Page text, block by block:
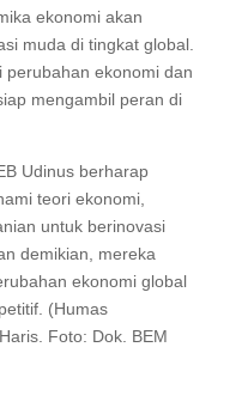
ekonomi akan
muda di tingkat global.
perubahan ekonomi dan
mengambil peran di
Udinus berharap
teori ekonomi,
untuk berinovasi
demikian, mereka
ekonomi global
(Humas
Foto: Dok. BEM